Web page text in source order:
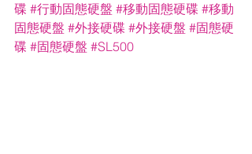
碟 #行動固態硬盤 #移動固態硬碟 #移動
固態硬盤 #外接硬碟 #外接硬盤 #固態硬
碟 #固態硬盤 #SL500